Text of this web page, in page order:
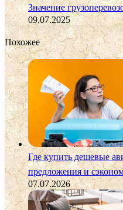
Значение
09.07.2025
Похожее
Где купить дешевые
предложения и
07.07.2026